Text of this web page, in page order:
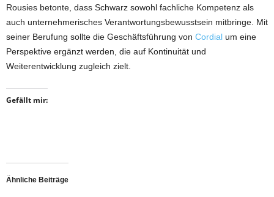
Rousies betonte, dass Schwarz sowohl fachliche Kompetenz als
auch unternehmerisches Verantwortungsbewusstsein mitbringe. Mit
seiner Berufung sollte die Geschäftsführung von Cordial um eine
Perspektive ergänzt werden, die auf Kontinuität und
Weiterentwicklung zugleich zielt.
Gefällt mir:
Ähnliche Beiträge